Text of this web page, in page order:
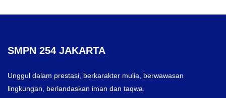
SMPN 254 JAKARTA
Unggul dalam prestasi, berkarakter mulia, berwawasan
lingkungan, berlandaskan iman dan taqwa.